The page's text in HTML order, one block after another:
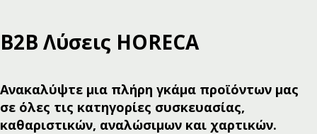
Β2Β Λύσεις HORECA
Ανακαλύψτε μια πλήρη γκάμα προϊόντων μας
σε όλες τις κατηγορίες συσκευασίας,
καθαριστικών, αναλώσιμων και χαρτικών.